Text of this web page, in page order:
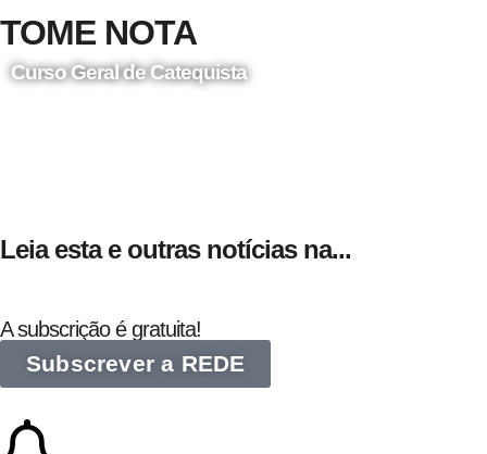
TOME NOTA
Curso Geral de Catequista
Leia esta e outras notícias na...
A subscrição é gratuita!
Subscrever a REDE